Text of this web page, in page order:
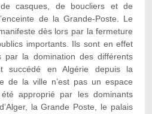
casques, de boucliers et de
de la Grande-Poste. Le
dès lors par la fermeture
importants. Ils sont en effet
par la domination des différents
succédé en Algérie depuis la
de la ville n’est pas un espace
approprié par les dominants
la Grande Poste, le palais